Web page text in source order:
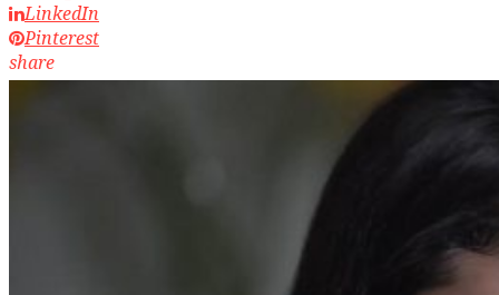
LinkedIn
Pinterest
share